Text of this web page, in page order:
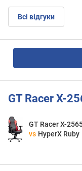
Всі відгуки
GT Racer X-
GT Racer X-
vs HyperX Ruby